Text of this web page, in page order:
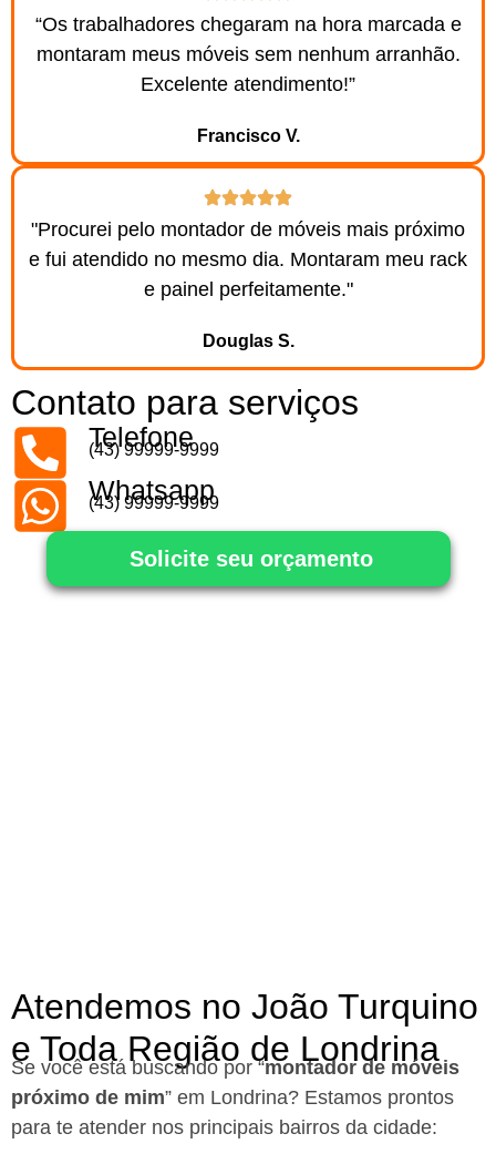
“Os trabalhadores chegaram na hora marcada e
montaram meus móveis sem nenhum arranhão.
Excelente atendimento!”
Francisco V.
"Procurei pelo montador de móveis mais próximo
e fui atendido no mesmo dia. Montaram meu rack
e painel perfeitamente."
Douglas S.
Contato para serviços
Telefone
(43) 99999-9999
Whatsapp
(43) 99999-9999
Solicite seu orçamento
Atendemos no João Turquino
e Toda Região de Londrina
Se você está buscando por “montador de móveis
próximo de mim” em Londrina? Estamos prontos
para te atender nos principais bairros da cidade: